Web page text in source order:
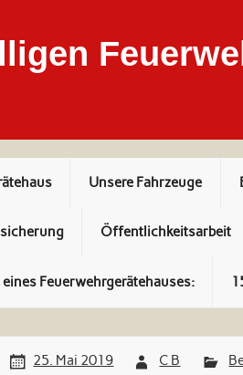
Unsere Fahrzeuge
Öffentlichkeitsarbeit
eines Feuerwehrgerätehauses:
25. Mai 2019 C B